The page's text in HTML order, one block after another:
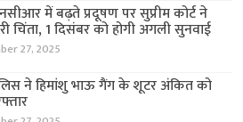
में बढ़ते प्रदूषण पर सुप्रीम कोर्ट ने
चिंता, 1 दिसंबर को होगी अगली सुनवाई
27, 2025
ने हिमांशु भाऊ गैंग के शूटर अंकित को